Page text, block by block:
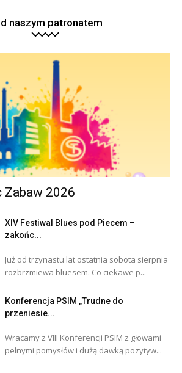
naszym patronatem
Zabaw 2026
XIV Festiwal Blues pod Piecem –
zakońc...
Już od trzynastu lat ostatnia sobota sierpnia
rozbrzmiewa bluesem. Co ciekawe p...
Konferencja PSIM „Trudne do
przeniesie...
Wracamy z VIII Konferencji PSIM z głowami
pełnymi pomysłów i dużą dawką pozytyw...